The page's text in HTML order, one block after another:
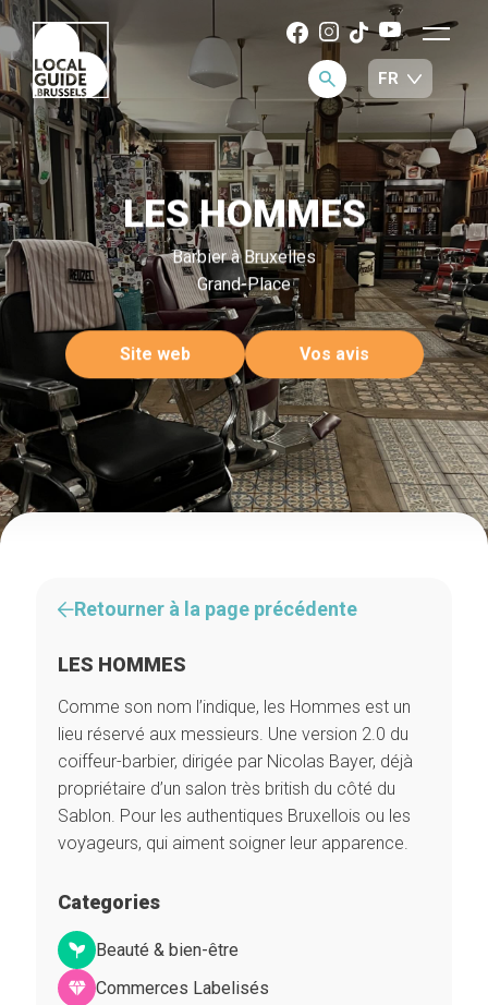
LES HOMMES
Barbier à Bruxelles
Grand-Place
Site web Vos avis
Retourner à la page précédente
LES HOMMES
Comme son nom l’indique, les Hommes est un
lieu réservé aux messieurs. Une version 2.0 du
coiffeur-barbier, dirigée par Nicolas Bayer, déjà
propriétaire d’un salon très british du côté du
Sablon. Pour les authentiques Bruxellois ou les
voyageurs, qui aiment soigner leur apparence.
Categories
Beauté & bien-être
Commerces Labelisés